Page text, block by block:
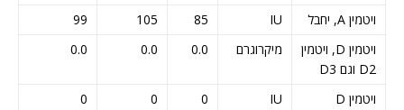
ויטמין A, יחבל IU
85
105
99
ויטמין D, ויטמין
D2 וגם D3
מיקרוגרם 0.0
0.0
0.0
ויטמין D IU
0
0
0